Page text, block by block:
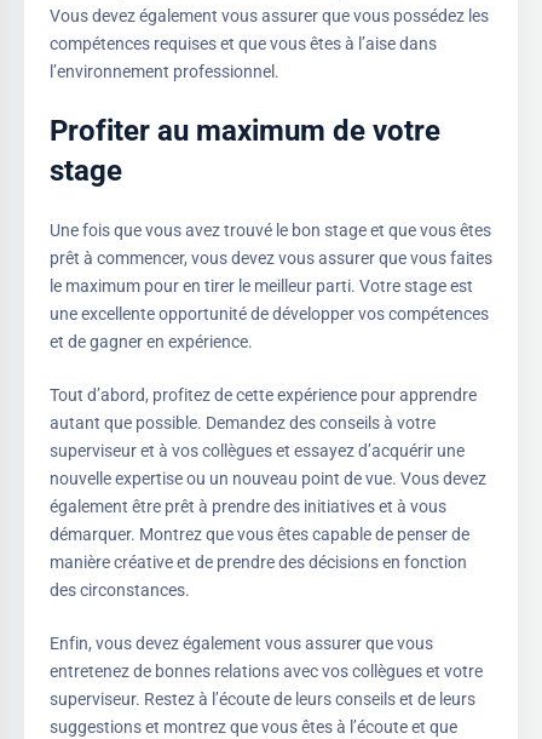
Vous devez également vous assurer que vous possédez les
compétences requises et que vous êtes à l’aise dans
l’environnement professionnel.
Profiter au maximum de votre
stage
Une fois que vous avez trouvé le bon stage et que vous êtes
prêt à commencer, vous devez vous assurer que vous faites
le maximum pour en tirer le meilleur parti. Votre stage est
une excellente opportunité de développer vos compétences
et de gagner en expérience.
Tout d’abord, profitez de cette expérience pour apprendre
autant que possible. Demandez des conseils à votre
superviseur et à vos collègues et essayez d’acquérir une
nouvelle expertise ou un nouveau point de vue. Vous devez
également être prêt à prendre des initiatives et à vous
démarquer. Montrez que vous êtes capable de penser de
manière créative et de prendre des décisions en fonction
des circonstances.
Enfin, vous devez également vous assurer que vous
entretenez de bonnes relations avec vos collègues et votre
superviseur. Restez à l’écoute de leurs conseils et de leurs
suggestions et montrez que vous êtes à l’écoute et que